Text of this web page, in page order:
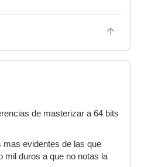
de masterizar a 64 bits
mas evidentes de las que
mil duros a que no notas la